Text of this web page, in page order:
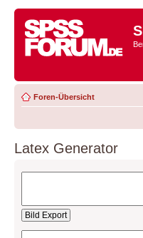
Foren-Übersicht
Latex Generator